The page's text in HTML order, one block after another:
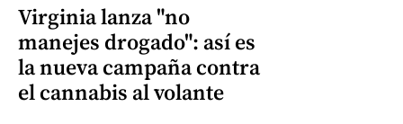
Virginia lanza "no
manejes drogado": así es
la nueva campaña contra
el cannabis al volante